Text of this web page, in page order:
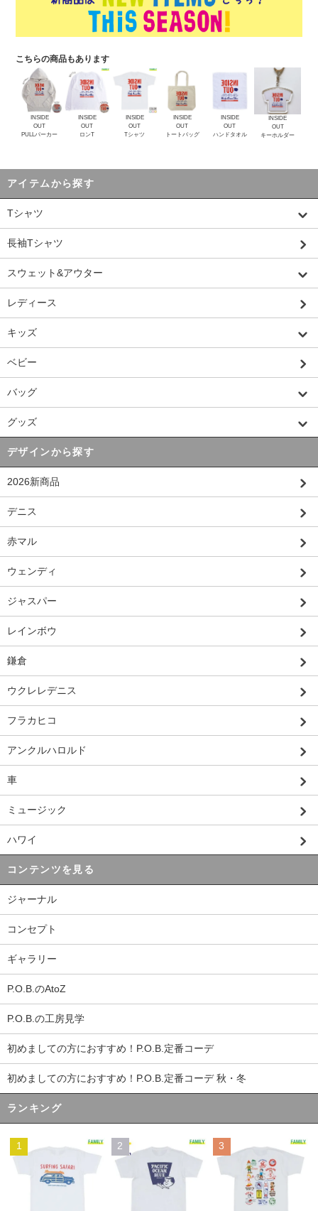
こちらの商品もあります
INSIDE
OUT
PULLパーカー
INSIDE
OUT
ロンT
INSIDE
OUT
Tシャツ
INSIDE
OUT
トートバッグ
INSIDE
OUT
ハンドタオル
INSIDE
OUT
キーホルダー
アイテムから探す
Tシャツ
長袖Tシャツ
スウェット&アウター
レディース
キッズ
ベビー
バッグ
グッズ
デザインから探す
2026新商品
デニス
赤マル
ウェンディ
ジャスパー
レインボウ
鎌倉
ウクレレデニス
フラカヒコ
アンクルハロルド
車
ミュージック
ハワイ
コンテンツを見る
ジャーナル
コンセプト
ギャラリー
P.O.B.のAtoZ
P.O.B.の工房見学
初めましての方におすすめ！P.O.B.定番コーデ
初めましての方におすすめ！P.O.B.定番コーデ 秋・冬
ランキング
1 2 3